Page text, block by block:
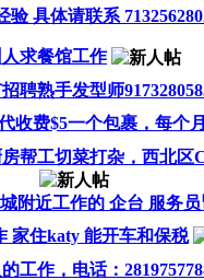
验 具体请联系
求餐馆工作
聘熟手发型师
收费$5一个包裹，每个
帮工切菜打杂，西北区
附近工作的 企台 服务
家住katy 能开车和保税
工作，电话：